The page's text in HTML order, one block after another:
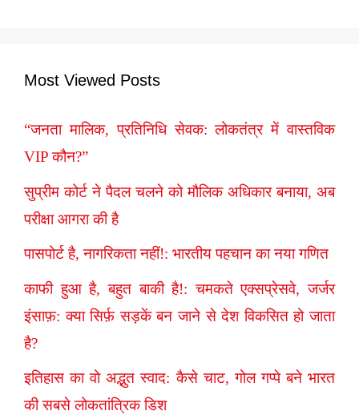
Most Viewed Posts
“जनता मालिक, प्रतिनिधि सेवक: लोकतंत्र में वास्तविक
VIP कौन?”
सुप्रीम कोर्ट ने पैदल चलने को मौलिक अधिकार बनाया, अब
परीक्षा आगरा की है
पासपोर्ट है, नागरिकता नहीं!: भारतीय पहचान का नया गणित
काफी हुआ है, बहुत बाकी है!: चमकते एक्सप्रेसवे, जर्जर
इंसाफ़: क्या सिर्फ़ सड़कें बन जाने से देश विकसित हो जाता
है?
इतिहास का वो अद्भुत स्वाद: कैसे चाट, गोल गप्पे बने भारत
की सबसे लोकतांत्रिक डिश